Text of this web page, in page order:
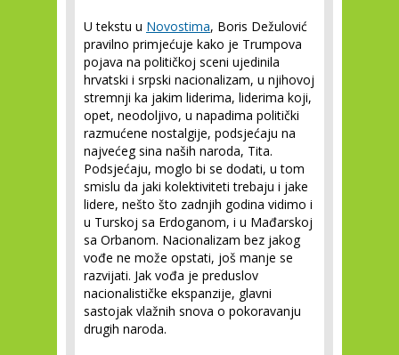
U tekstu u Novostima, Boris Dežulović
pravilno primjećuje kako je Trumpova
pojava na političkoj sceni ujedinila
hrvatski i srpski nacionalizam, u njihovoj
stremnji ka jakim liderima, liderima koji,
opet, neodoljivo, u napadima politički
razmućene nostalgije, podsjećaju na
najvećeg sina naših naroda, Tita.
Podsjećaju, moglo bi se dodati, u tom
smislu da jaki kolektiviteti trebaju i jake
lidere, nešto što zadnjih godina vidimo i
u Turskoj sa Erdoganom, i u Mađarskoj
sa Orbanom. Nacionalizam bez jakog
vođe ne može opstati, još manje se
razvijati. Jak vođa je preduslov
nacionalističke ekspanzije, glavni
sastojak vlažnih snova o pokoravanju
drugih naroda.